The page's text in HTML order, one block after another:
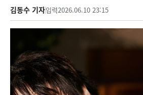
김동수 기자입력2026.06.10 23:15